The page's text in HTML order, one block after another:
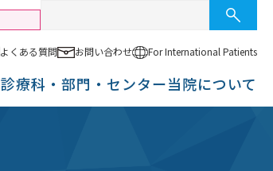
よくある質問 お問い合わせ For International Patients
診療科・部門・センター当院について